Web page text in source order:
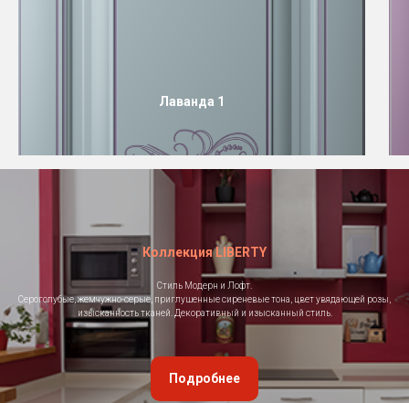
Лаванда 1
Коллекция LIBERTY
Стиль Модерн и Лофт.
Сероголубые, жемчужно-серые, приглушенные сиреневые тона, цвет увядающей розы,
изысканность тканей. Декоративный и изысканный стиль.
Подробнее